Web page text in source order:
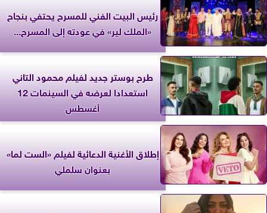
رئيس البيت الفني للمسرح يحتفي بنجاح
«الملك لير» في عودته إلى المسرح...
طرح بوستر جديد لفيلم محمود التاني
استعدادا لعرضه في السينمات 12
أغسطس
إطلاق الأغنية الدعائية لفيلم «الست لما»
بعنوان سلملي